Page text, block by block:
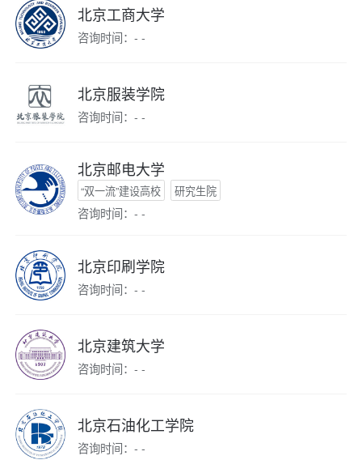
北京工商大学
咨询时间：- -
北京服装学院
咨询时间：- -
北京邮电大学
“双一流”建设高校 研究生院
咨询时间：- -
北京印刷学院
咨询时间：- -
北京建筑大学
咨询时间：- -
北京石油化工学院
咨询时间：- -